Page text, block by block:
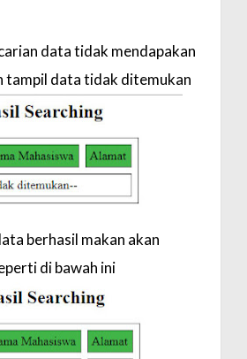
data tidak mendapakan
tampil data tidak ditemukan
berhasil makan akan
di bawah ini